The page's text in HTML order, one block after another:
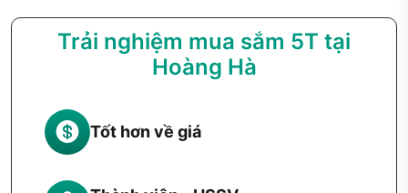
Trải nghiệm mua sắm 5T tại
Hoàng Hà
Tốt hơn về giá